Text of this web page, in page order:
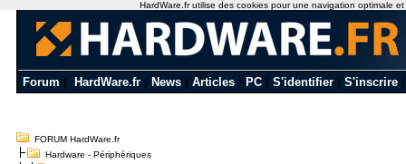
Forum HardWare.fr News Articles PC S'identifier S'inscrire
FORUM HardWare.fr
Hardware - Périphériques
HardWare.fr utilise des cookies pour une navigation optimale